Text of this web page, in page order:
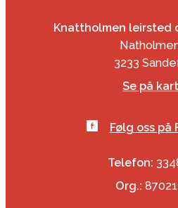
Knattholmen leirsted
3233
Se på
Følg oss på
Telefon:
Org.: